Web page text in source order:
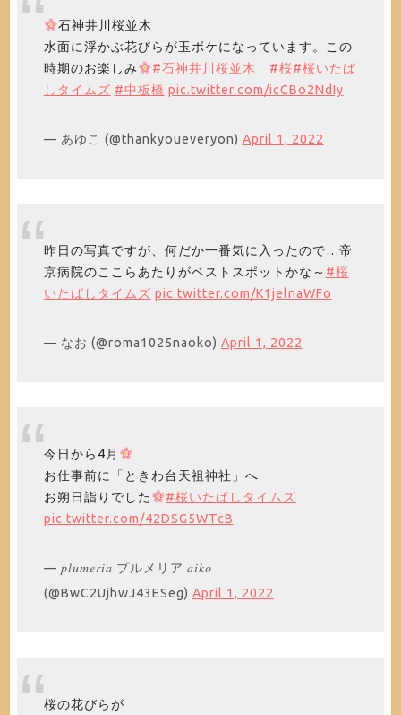
石神井川桜並木
水面に浮かぶ花びらが玉ボケになっています。この
時期のお楽しみ
#石神井川桜並木 #桜#桜いたば
しタイムズ #中板橋 pic.twitter.com/icCBo2NdIy
— あゆこ (@thankyoueveryon) April 1, 2022
昨日の写真ですが、何だか一番気に入ったので…帝
京病院のここらあたりがベストスポットかな～ #桜
いたばしタイムズ pic.twitter.com/K1jelnaWFo
— なお (@roma1025naoko) April 1, 2022
今日から4月
お仕事前に「ときわ台天祖神社」へ
お朔日詣りでした
#桜いたばしタイムズ
pic.twitter.com/42DSG5WTcB
— 𝑝𝑙𝑢𝑚𝑒𝑟𝑖𝑎 プルメリア 𝑎𝑖𝑘𝑜
(@BwC2UjhwJ43ESeg) April 1, 2022
桜の花びらが